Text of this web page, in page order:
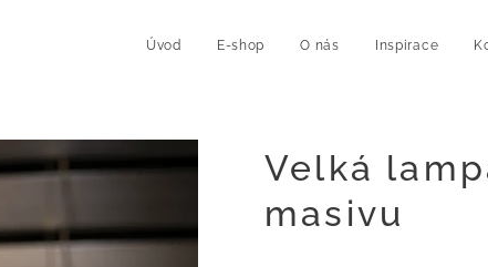
Úvod E-shop O nás Inspirace
Velká
masivu